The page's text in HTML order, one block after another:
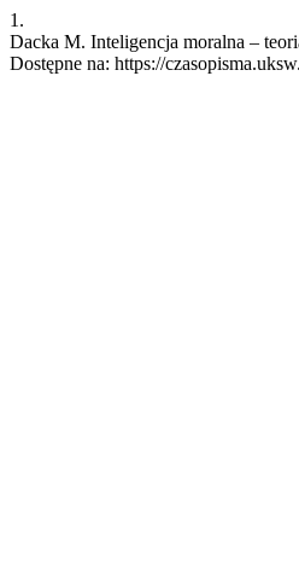
1.
Dacka M. Inteligencja moralna –
Dostępne na: https://